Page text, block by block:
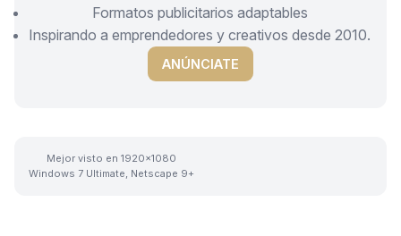
Formatos publicitarios adaptables
Inspirando a emprendedores y creativos desde 2010.
ANÚNCIATE
Mejor visto en 1920x1080
Windows 7 Ultimate, Netscape 9+